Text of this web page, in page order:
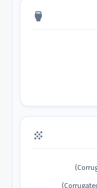
settings_input_hdmi
grain